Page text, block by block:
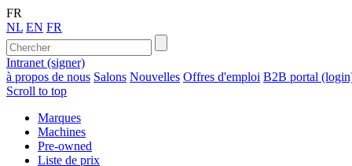
FR
NL EN FR
Intranet (signer)
à propos de nous Salons Nouvelles Offres d'emploi B2B portal
Scroll to top
Marques
Machines
Pre-owned
Liste de prix